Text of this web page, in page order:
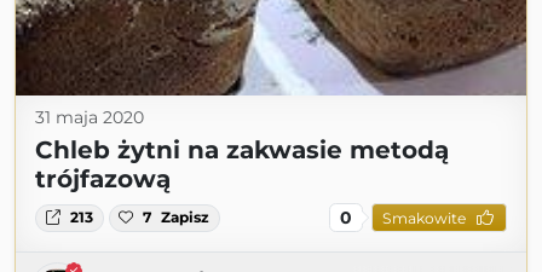
31 maja 2020
Chleb żytni na zakwasie metodą
trójfazową
213 7 Zapisz 0 Smakowite